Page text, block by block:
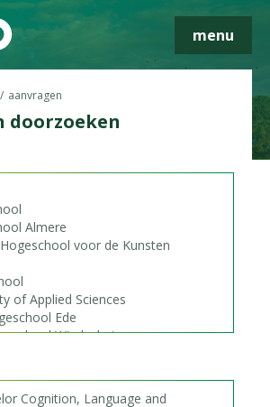
menu
aanvragen
doorzoeken